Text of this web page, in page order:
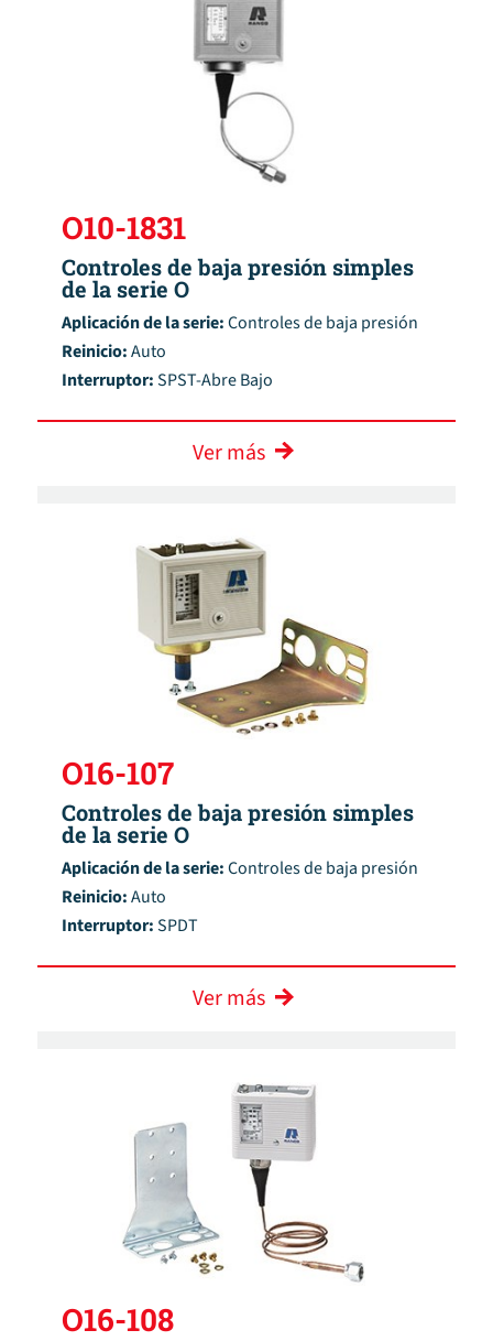
O10-1831
Controles de baja presión simples
de la serie O
Aplicación de la serie:Controles de baja presión
Reinicio:Auto
Interruptor:SPST-Abre Bajo
Ver más
O16-107
Controles de baja presión simples
de la serie O
Aplicación de la serie:Controles de baja presión
Reinicio:Auto
Interruptor:SPDT
Ver más
O16-108